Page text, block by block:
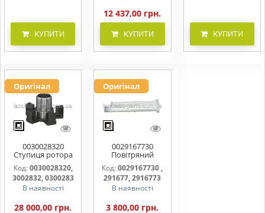
КУПИТИ
12 437,00 грн.
КУПИТИ КУПИТИ
Оригінал
0030028320
Ступиця ротора
CLAAS
Код:0030028320,
3002832, 0300283
В наявності
28 000,00 грн.
Оригінал
0029167730
Повітряний
фільтр бака
(фільтр AdBlue)
Код: 0029167730 ,
291677, 2916773
В наявності
3 800,00 грн.